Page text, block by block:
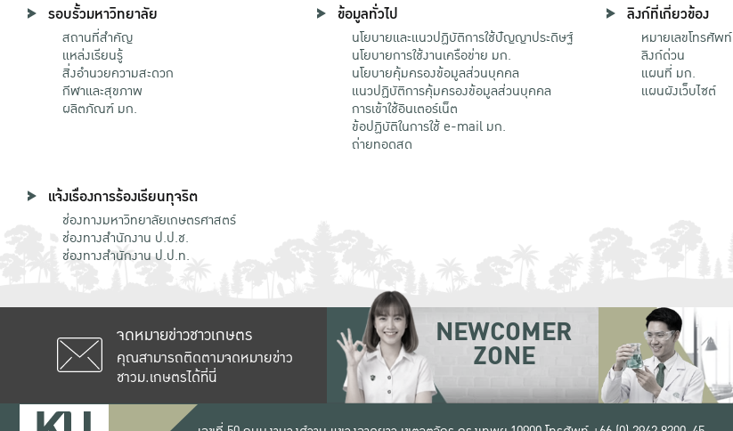
รอบรั้วมหาวิทยาลัย
สถานที่สำคัญ
แหล่งเรียนรู้
สิ่งอำนวยความสะดวก
กีฬาและสุขภาพ
ผลิตภัณฑ์ มก.
ข้อมูลทั่วไป
นโยบายและแนวปฏิบัติการใช้ปัญญาประดิษฐ์
นโยบายการใช้งานเครือข่าย มก.
นโยบายคุ้มครองข้อมูลส่วนบุคคล
แนวปฏิบัติการคุ้มครองข้อมูลส่วนบุคคล
การเข้าใช้อินเตอร์เน็ต
ข้อปฏิบัติในการใช้ e-mail มก.
ถ่ายทอดสด
ลิงก์ที่เกี่ยวข้อง
หมายเลขโทรศัพท์
ลิงก์ด่วน
แผนที่ มก.
แผนผังเว็บไซต์
แจ้งเรื่องการร้องเรียนทุจริต
ช่องทางมหาวิทยาลัยเกษตรศาสตร์
ช่องทางสำนักงาน ป.ป.ช.
ช่องทางสำนักงาน ป.ป.ท.
จดหมายข่าวชาวเกษตร
คุณสามารถติดตามจดหมายข่าว
ชาวม.เกษตรได้ที่นี่
NEWCOMER
ZONE